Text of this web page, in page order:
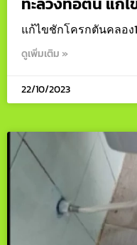
แก้ไขชักโครกตันคลอง
ดูเพิ่มเติม »
22/10/2023